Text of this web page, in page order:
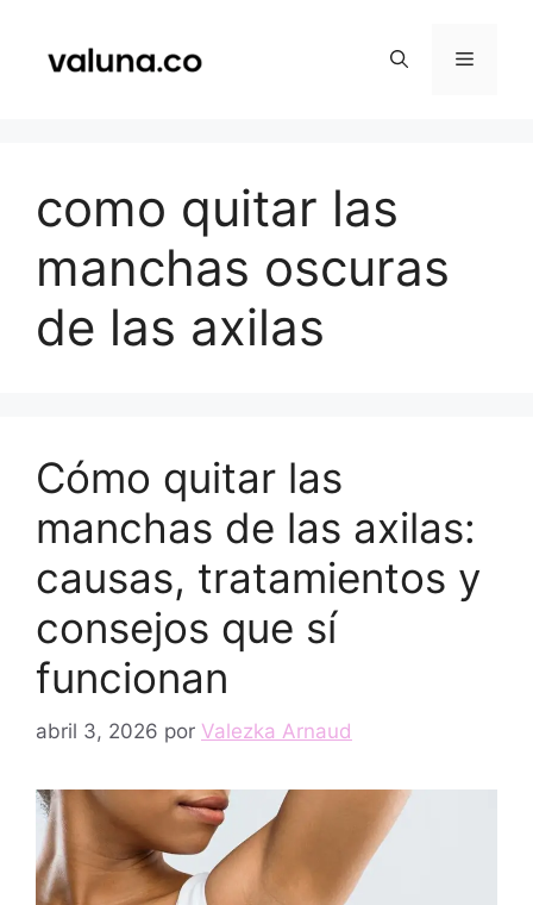
contenido
Menú
como quitar las
manchas oscuras
de las axilas
Cómo quitar las
manchas de las axilas:
causas, tratamientos y
consejos que sí
funcionan
abril 3, 2026 por Valezka Arnaud